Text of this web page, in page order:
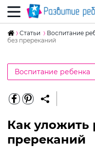
Статьи Воспитание
без пререканий
Воспитание ребенка
Как уложить
пререканий